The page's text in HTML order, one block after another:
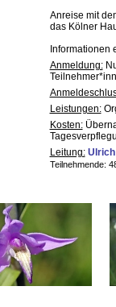
Anreise mit
das Kölner
Informationen
Anmeldung:
Leistungen:
Kosten:
Leitung:
Teilnehmende: